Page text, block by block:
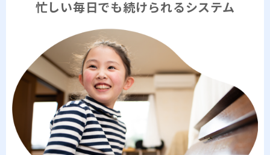
忙しい毎日でも続けられるシステム